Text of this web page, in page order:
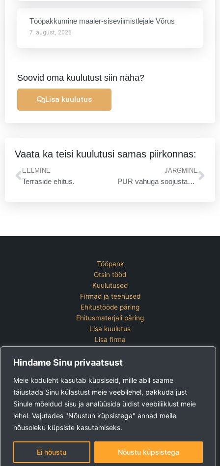
Hindame Sinu privaatsust
Meie koduleht kasutab küpsiseid, mille abil saame
täiustada Sinu külastust meie veebilehel, pakkuda just
Sinule mõeldud sisu ja analüüsida üldist veebiliiklust meie
lehel. Vajutades "Nõustun küpsistega" annad meile
nõusoleku küpsiste kasutamiseks.
Ei nõustu Nõustu küpsistega
Tööpakkumine maaler-siseviimistlejale Võrus
7. august, 2026
Soovid oma kuulutust siin näha?
Lisa kuulutus
Vaata ka teisi kuulutusi samas piirkonnas:
Prev
EELMINE
Terraside ehitus.
JÄRGMINE
PUR vahuga soojustamine valamis- ja pihustamise meetodil
Tööpank
Otsin tööd
Kuulutused
Firmad ja teenused
Ehitustööde päring
Ehitusmaterjali päring
Lisa kuulutus
Lisa firma
Kontakt
Lisa kuulutus
Vaata ettevõtete pakette
Ehitus24 OÜ
Tel:+372 5123 867 (E-R 9-15)
E-post: kuulutused@ehitus24.ee
Copyright © 2026 Ehitus24